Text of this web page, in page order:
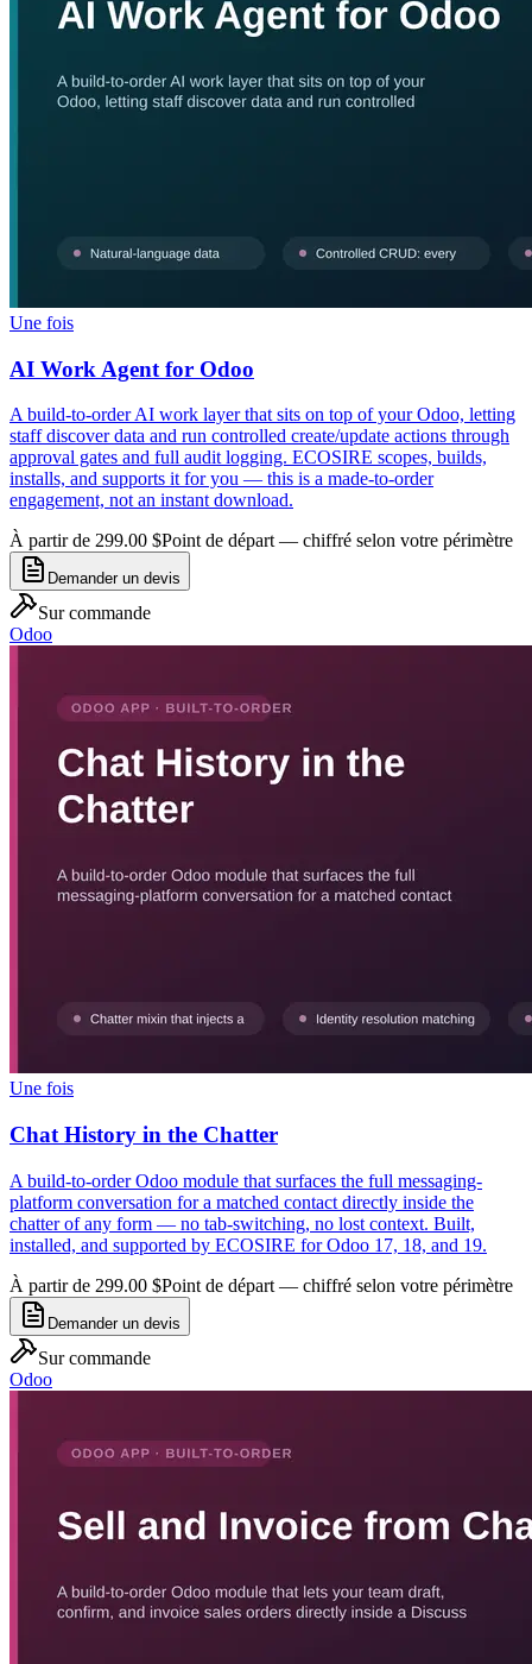
Une fois
AI Work Agent for Odoo
A build-to-order AI work layer that sits on top of your Odoo, letting
staff discover data and run controlled create/update actions through
approval gates and full audit logging. ECOSIRE scopes, builds,
installs, and supports it for you — this is a made-to-order
engagement, not an instant download.
À partir de 299.00 $Point de départ — chiffré selon votre périmètre
Demander un devis
Sur commande
Odoo
Une fois
Chat History in the Chatter
A build-to-order Odoo module that surfaces the full messaging-
platform conversation for a matched contact directly inside the
chatter of any form — no tab-switching, no lost context. Built,
installed, and supported by ECOSIRE for Odoo 17, 18, and 19.
À partir de 299.00 $Point de départ — chiffré selon votre périmètre
Demander un devis
Sur commande
Odoo